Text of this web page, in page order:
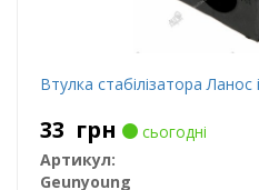
Втулка стабілізатора Ланос
33 грн
сьогодні
Артикул:
Geunyoung